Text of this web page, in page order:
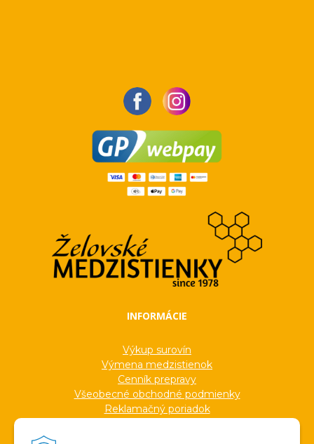
INFORMÁCIE
Výkup surovín
Výmena medzistienok
Cenník prepravy
Všeobecné obchodné podmienky
Reklamačný poriadok